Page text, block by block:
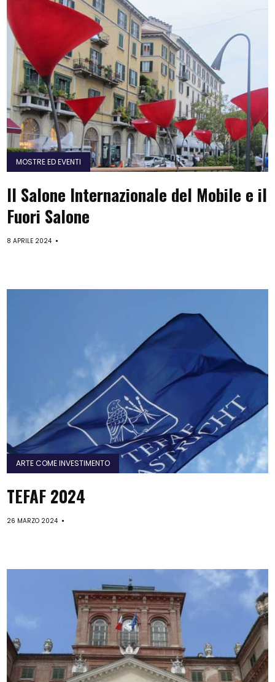
MOSTRE ED EVENTI
Il Salone Internazionale del Mobile e il
Fuori Salone
8 APRILE 2024
ARTE COME INVESTIMENTO
TEFAF 2024
26 MARZO 2024